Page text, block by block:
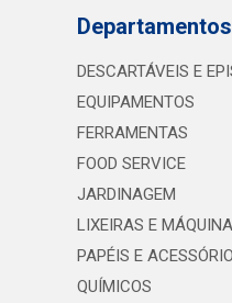
Departamentos
DESCARTÁVEIS E
EQUIPAMENTOS
FERRAMENTAS
FOOD SERVICE
JARDINAGEM
LIXEIRAS E
PAPÉIS E
QUÍMICOS